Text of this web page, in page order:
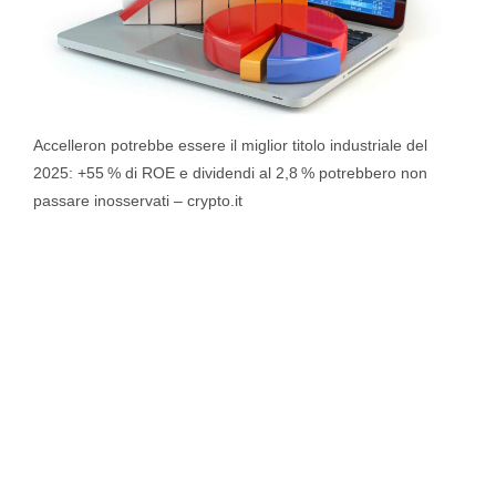
Accelleron potrebbe essere il miglior titolo industriale del
2025: +55 % di ROE e dividendi al 2,8 % potrebbero non
passare inosservati – crypto.it